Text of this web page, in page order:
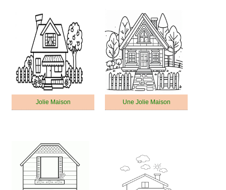
Jolie Maison Une Jolie Maison